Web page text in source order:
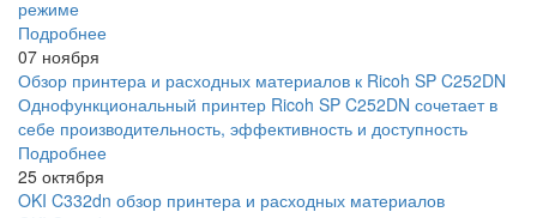
режиме
Подробнее
07 ноября
Обзор принтера и расходных материалов к Ricoh SP C252DN
Однофункциональный принтер Ricoh SP C252DN сочетает в
себе производительность, эффективность и доступность
Подробнее
25 октября
OKI C332dn обзор принтера и расходных материалов